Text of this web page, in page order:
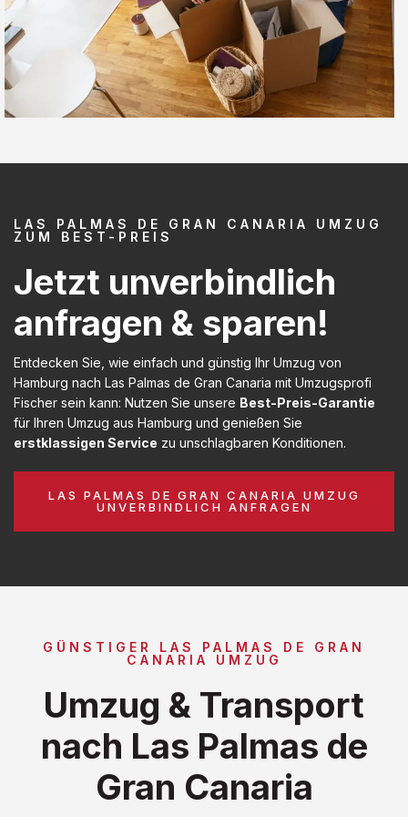
LAS PALMAS DE GRAN CANARIA UMZUG
ZUM BEST-PREIS
Jetzt unverbindlich
anfragen & sparen!
Entdecken Sie, wie einfach und günstig Ihr Umzug von
Hamburg nach Las Palmas de Gran Canaria mit Umzugsprofi
Fischer sein kann: Nutzen Sie unsere Best-Preis-Garantie
für Ihren Umzug aus Hamburg und genießen Sie
erstklassigen Service zu unschlagbaren Konditionen.
LAS PALMAS DE GRAN CANARIA UMZUG
UNVERBINDLICH ANFRAGEN
GÜNSTIGER LAS PALMAS DE GRAN
CANARIA UMZUG
Umzug & Transport
nach Las Palmas de
Gran Canaria